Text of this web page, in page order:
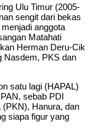
Ulu Timur (2005-
sengit dari bekas
anggota
Matahati
Herman Deru-Cik
Nasdem, PKS dan
satu lagi (HAPAL)
sebab PDI
(PKN), Hanura, dan
siapa figur yang